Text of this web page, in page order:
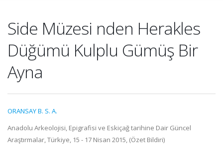
Side Müzesi nden Herakles
Düğümü Kulplu Gümüş Bir
Ayna
ORANSAY B. S. A.
Anadolu Arkeolojisi, Epigrafisi ve Eskiçağ tarihine Dair Güncel
Araştırmalar, Türkiye, 15 - 17 Nisan 2015, (Özet Bildiri)